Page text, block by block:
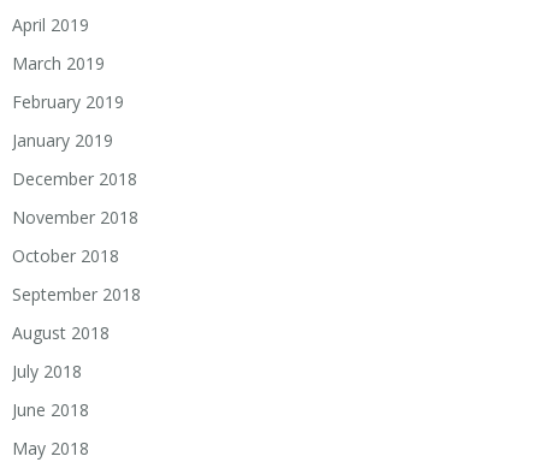
April 2019
March 2019
February 2019
January 2019
December 2018
November 2018
October 2018
September 2018
August 2018
July 2018
June 2018
May 2018